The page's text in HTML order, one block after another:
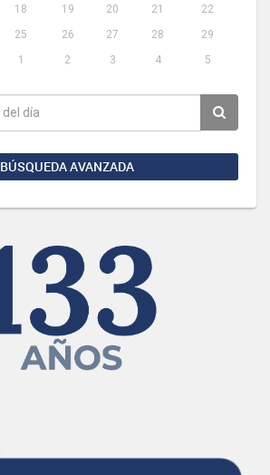
18 19 20 21
22
25 26 27 28
29
1 2 3 4 5
BÚSQUEDA AVANZADA